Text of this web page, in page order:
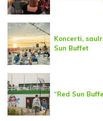
Koncerti,
Sun Buffet
“Red Sun